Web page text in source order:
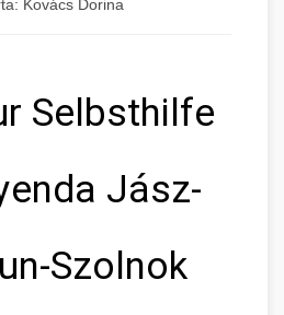
Kovács Dorina
Selbsthilfe
Jász-
Szolnok